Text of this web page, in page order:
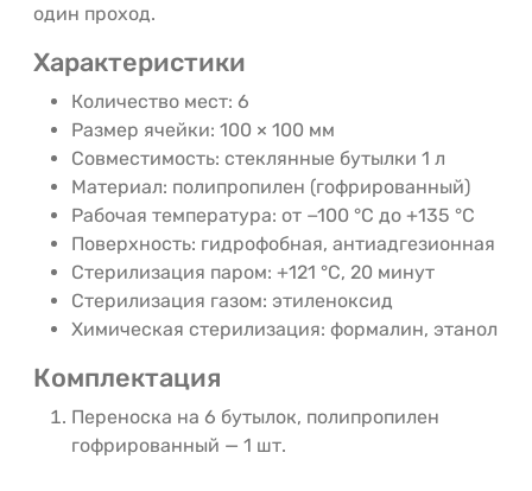
один проход.
Характеристики
Количество мест: 6
Размер ячейки: 100 × 100 мм
Совместимость: стеклянные бутылки 1 л
Материал: полипропилен (гофрированный)
Рабочая температура: от −100 °C до +135 °C
Поверхность: гидрофобная, антиадгезионная
Стерилизация паром: +121 °C, 20 минут
Стерилизация газом: этиленоксид
Химическая стерилизация: формалин, этанол
Комплектация
Переноска на 6 бутылок, полипропилен
гофрированный — 1 шт.